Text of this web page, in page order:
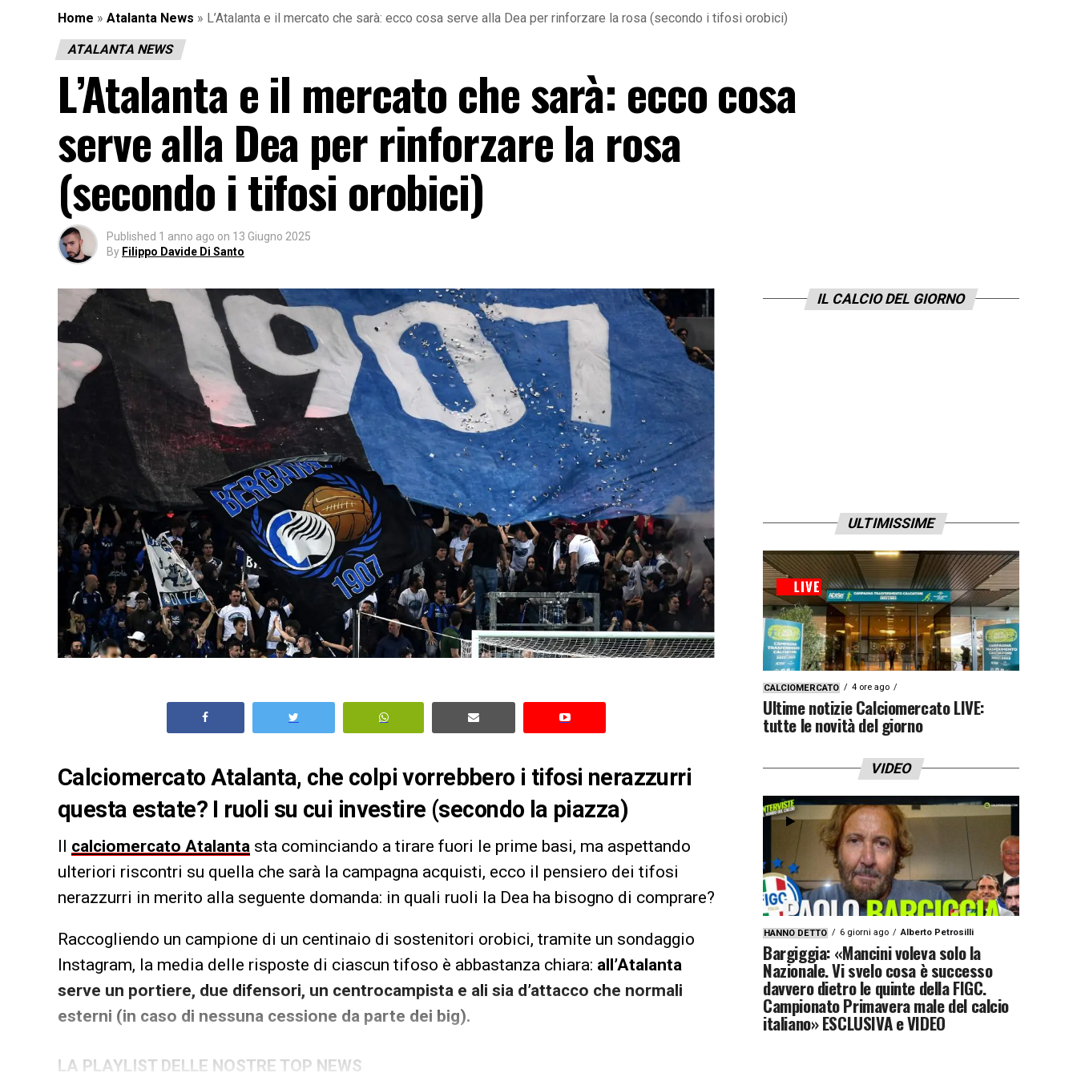
Home » Atalanta News » L’Atalanta e il mercato che sarà: ecco cosa serve alla Dea per rinforzare la rosa (secondo i tifosi orobici)
ATALANTA NEWS
L’Atalanta e il mercato che sarà: ecco cosa
serve alla Dea per rinforzare la rosa
(secondo i tifosi orobici)
Published 1 anno ago on 13 Giugno 2025
By Filippo Davide Di Santo
Calciomercato Atalanta, che colpi vorrebbero i tifosi nerazzurri
questa estate? I ruoli su cui investire (secondo la piazza)
Il calciomercato Atalanta sta cominciando a tirare fuori le prime basi, ma aspettando
ulteriori riscontri su quella che sarà la campagna acquisti, ecco il pensiero dei tifosi
nerazzurri in merito alla seguente domanda: in quali ruoli la Dea ha bisogno di comprare?
Raccogliendo un campione di un centinaio di sostenitori orobici, tramite un sondaggio
Instagram, la media delle risposte di ciascun tifoso è abbastanza chiara: all’Atalanta
serve un portiere, due difensori, un centrocampista e ali sia d’attacco che normali
esterni (in caso di nessuna cessione da parte dei big).
LA PLAYLIST DELLE NOSTRE TOP NEWS
IL CALCIO DEL GIORNO
ULTIMISSIME
CALCIOMERCATO 4 ore ago
Ultime notizie Calciomercato LIVE:
tutte le novità del giorno
VIDEO
HANNO DETTO 6 giorni ago Alberto Petrosilli
Bargiggia: «Mancini voleva solo la
Nazionale. Vi svelo cosa è successo
davvero dietro le quinte della FIGC.
Campionato Primavera male del calcio
italiano» ESCLUSIVA e VIDEO